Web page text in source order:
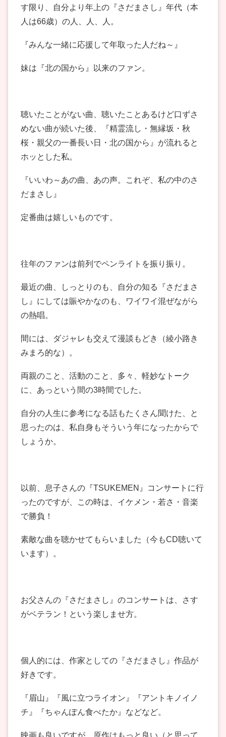
す限り、自分より年上の『さだまさし』年代（本
人は66歳）の人、人、人。
『みんな一緒に応援して年取った人だね～』
妹は『北の国から』以来のファン。
聴いたことがない曲、聴いたことあるけど口ずさ
めない曲が続いた後、『精霊流し・無縁坂・秋
桜・親父の一番長い日・北の国から』が流れると
ホッとした私。
『いいわ～あの曲、あの声。これぞ、私の中のさ
だまさし』
定番曲は嬉しいものです。
往年のファンは前列でペンライトを振り振り。
最近の曲、しっとりのも、自分の知る『さだまさ
し』にしては賑やかなのも、ワイワイ混ぜながら
の熱唱。
間には、ダジャレも交えて漫談もどき（綾小路き
みまろ的な）。
両親のこと、活動のこと、多々、軽妙なトーク
に、あっという間の3時間でした。
自分の人生に参考になる話もたくさん聞けた、と
思ったのは、私自身もそういう年になったからで
しょうか。
以前、息子さんの『TSUKEMEN』コンサートに行
ったのですが、この時は、イケメン・若さ・音楽
で勝負！
素敵な曲を聴かせてもらいました（今もCD聴いて
います）。
お父さんの『さだまさし』のコンサートは、さす
がベテラン！という楽しませ方。
個人的には、作家としての『さだまさし』作品が
好きです。
『眉山』『風に立つライオン』『アントキノイノ
チ』『ちゃんぽん食べたか』などなど。